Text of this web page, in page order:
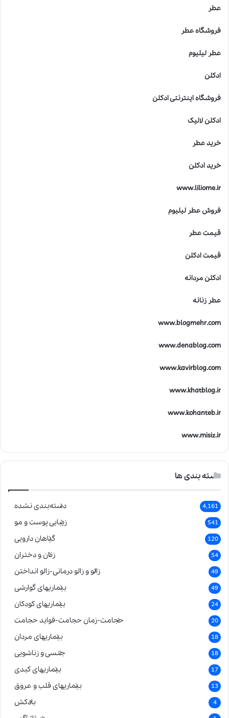
عطر
فروشگاه عطر
عطر لیلیوم
ادکلن
فروشگاه اینترنتی ادکلن
ادکلن لالیک
خرید عطر
خرید ادکلن
www.liliome.ir
فروش عطر لیلیوم
قیمت عطر
قیمت ادکلن
ادکلن مردانه
عطر زنانه
www.blogmehr.com
www.denablog.com
www.kavirblog.com
www.khatblog.ir
www.kohanteb.ir
www.misiz.ir
دسته بندی ها
دسته‌بندی نشده 4,161
زیبایی پوست و مو 541
گیاهان دارویی 120
زنان و دختران 54
زالو و زالو درمانی-زالو انداختن 49
بیماریهای گوارشی 49
بیماریهای کودکان 24
حجامت-زمان حجامت-فواید حجامت 20
بیماریهای مردان 18
جنسی و زناشویی 18
بیماریهای کبدی 17
بیماریهای قلب و عروق 13
بادکش 4